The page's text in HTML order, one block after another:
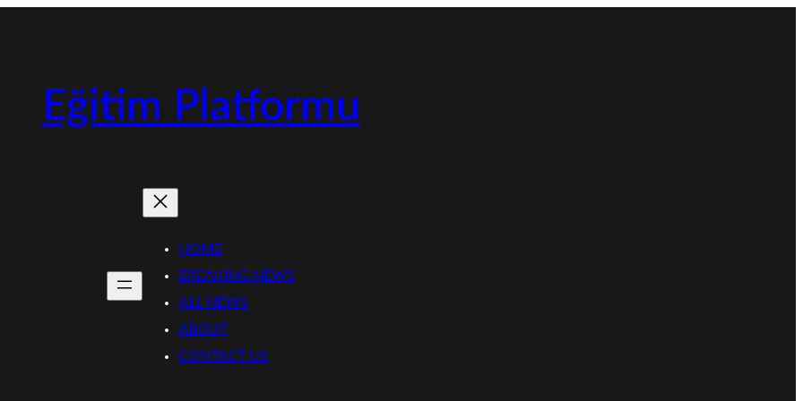
Eğitim Platformu
HOME
BREAKING NEWS
ALL NEWS
ABOUT
CONTACT US